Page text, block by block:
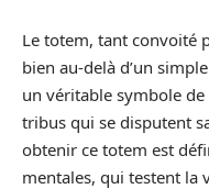
Le totem, tant convoité
bien au-delà d’un
un véritable symbole de
tribus qui se disputent
obtenir ce totem est
mentales, qui testent la